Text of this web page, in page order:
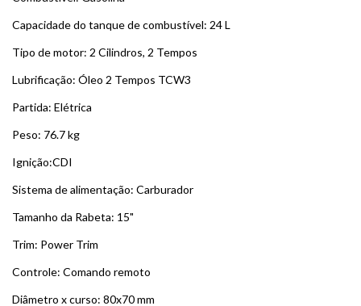
Capacidade do tanque de combustível: 24 L
Tipo de motor: 2 Cilindros, 2 Tempos
Lubrificação: Óleo 2 Tempos TCW3
Partida: Elétrica
Peso: 76.7 kg
Ignição:CDI
Sistema de alimentação: Carburador
Tamanho da Rabeta: 15"
Trim: Power Trim
Controle: Comando remoto
Diâmetro x curso: 80x70 mm